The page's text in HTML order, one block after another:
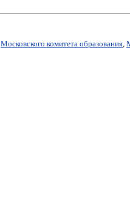
Московского комитета образования,